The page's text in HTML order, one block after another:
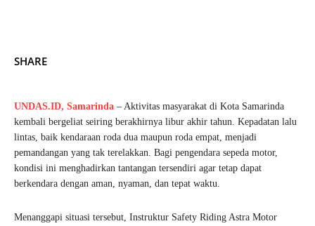
SHARE
UNDAS.ID, Samarinda – Aktivitas masyarakat di Kota Samarinda
kembali bergeliat seiring berakhirnya libur akhir tahun. Kepadatan lalu
lintas, baik kendaraan roda dua maupun roda empat, menjadi
pemandangan yang tak terelakkan. Bagi pengendara sepeda motor,
kondisi ini menghadirkan tantangan tersendiri agar tetap dapat
berkendara dengan aman, nyaman, dan tepat waktu.
Menanggapi situasi tersebut, Instruktur Safety Riding Astra Motor